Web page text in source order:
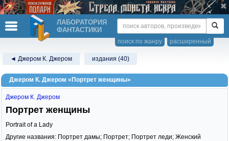
ЛАБОРАТОРИЯ
ФАНТАСТИКИ
расширенный
поиск по жанру
◄ Джером К. Джером издания (40)
Джером К. Джером «Портрет женщины»
Джером К. Джером
Портрет женщины
Portrait of a Lady
Другие названия: Портрет дамы; Портрет; Портрет леди; Женский